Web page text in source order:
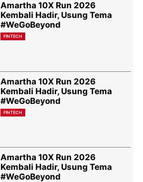
Amartha 10X Run 2026
Kembali Hadir, Usung Tema
#WeGoBeyond
FINTECH
Amartha 10X Run 2026
Kembali Hadir, Usung Tema
#WeGoBeyond
FINTECH
Amartha 10X Run 2026
Kembali Hadir, Usung Tema
#WeGoBeyond